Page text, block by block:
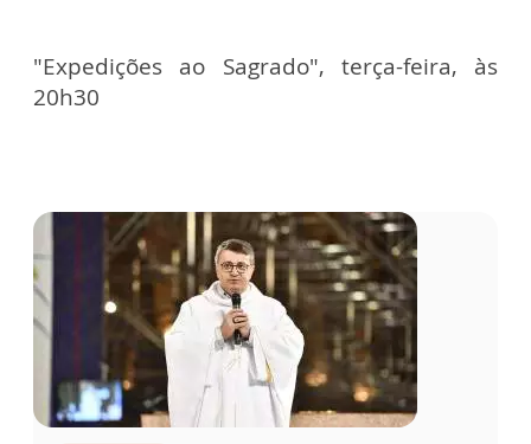
"Expedições ao Sagrado", terça-feira, às
20h30